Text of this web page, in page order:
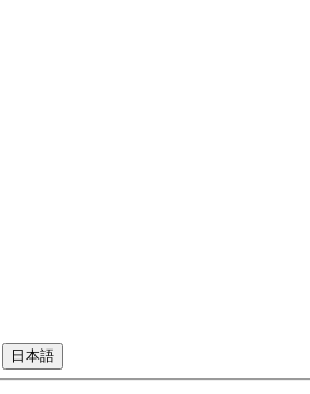
日本語